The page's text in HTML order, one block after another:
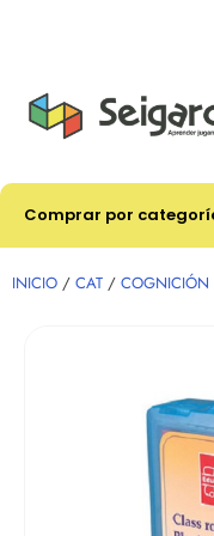
Comprar por
INICIO / CAT / COGNICIÓN